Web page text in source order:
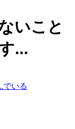
いこと
...
でいる